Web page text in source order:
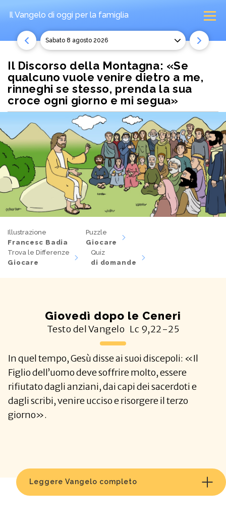
Il Vangelo di oggi per la famiglia
sabato 8 agosto 2026
Il Discorso della Montagna: «Se
qualcuno vuole venire dietro a me,
rinneghi se stesso, prenda la sua
croce ogni giorno e mi segua»
Illustrazione
Francesc Badia
Puzzle
Giocare
Trova le Differenze
Giocare
Quiz
di domande
Giovedì dopo le Ceneri
Testo del Vangelo Lc 9,22-25
In quel tempo, Gesù disse ai suoi discepoli: «Il
Figlio dell’uomo deve soffrire molto, essere
rifiutato dagli anziani, dai capi dei sacerdoti e
dagli scribi, venire ucciso e risorgere il terzo
giorno».
Leggere Vangelo completo